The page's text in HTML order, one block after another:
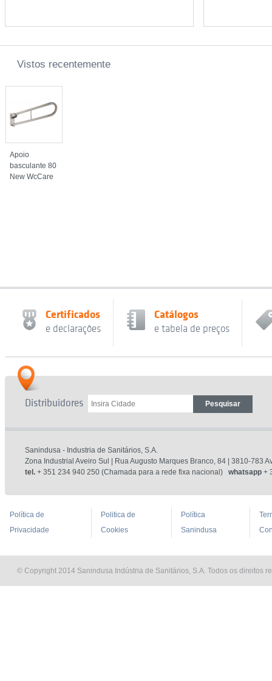
Vistos recentemente
Apoio
basculante 80
New WcCare
Certificados
e declarações
Catálogos
e tabela de preços
Distribuidores
Sanindusa - Industria de Sanitários, S.A.
Zona Industrial Aveiro Sul | Rua Augusto Marques Branco, 84 | 3810-783
tel. + 351 234 940 250 (Chamada para a rede fixa nacional) whatsapp +
Política de
Privacidade
Politica de
Cookies
Política
Sanindusa
© Copyright 2014 Sanindusa Indústria de Sanitários, S.A. Todos os direitos